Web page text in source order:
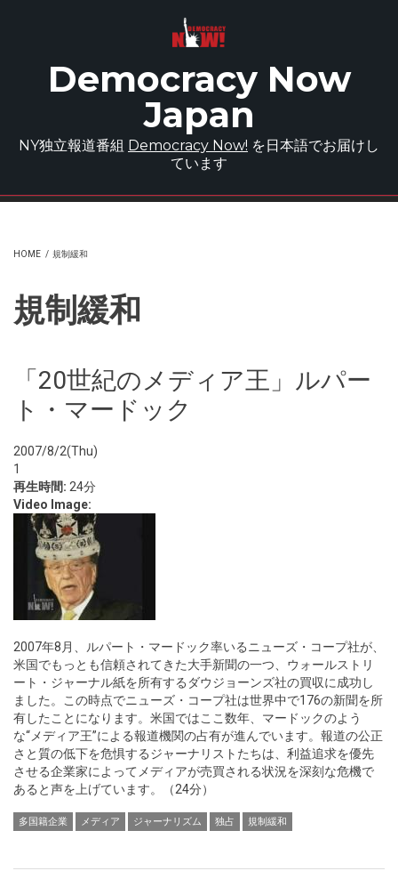
Democracy Now
Japan
NY独立報道番組 Democracy Now! を日本語でお届けし
ています
HOME / 規制緩和
規制緩和
「20世紀のメディア王」ルパー
ト・マードック
2007/8/2(Thu)
1
再生時間: 24分
Video Image:
2007年8月、ルパート・マードック率いるニューズ・コープ社が、
米国でもっとも信頼されてきた大手新聞の一つ、ウォールストリ
ート・ジャーナル紙を所有するダウジョーンズ社の買収に成功し
ました。この時点でニューズ・コープ社は世界中で176の新聞を所
有したことになります。米国ではここ数年、マードックのよう
な“メディア王”による報道機関の占有が進んでいます。報道の公正
さと質の低下を危惧するジャーナリストたちは、利益追求を優先
させる企業家によってメディアが売買される状況を深刻な危機で
あると声を上げています。（24分）
多国籍企業 メディア ジャーナリズム 独占 規制緩和